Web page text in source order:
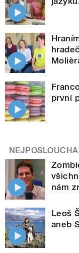
první
nám
Leoš
aneb